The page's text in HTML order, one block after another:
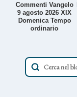
Commenti Vangelo
9 agosto 2026 XIX
Domenica Tempo
ordinario